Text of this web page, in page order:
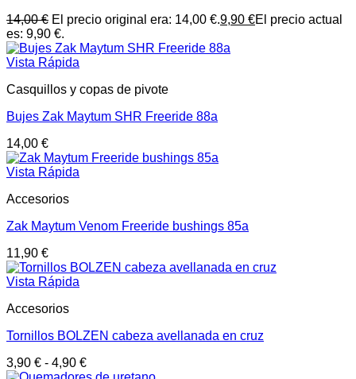
14,00€ El precio original era: 14,00 €.9,90 €El precio actual
es: 9,90 €.
Vista Rápida
Casquillos y copas de pivote
Bujes Zak Maytum SHR Freeride 88a
14,00 €
Vista Rápida
Accesorios
Zak Maytum Venom Freeride bushings 85a
11,90 €
Vista Rápida
Accesorios
Tornillos BOLZEN cabeza avellanada en cruz
3,90 € - 4,90 €